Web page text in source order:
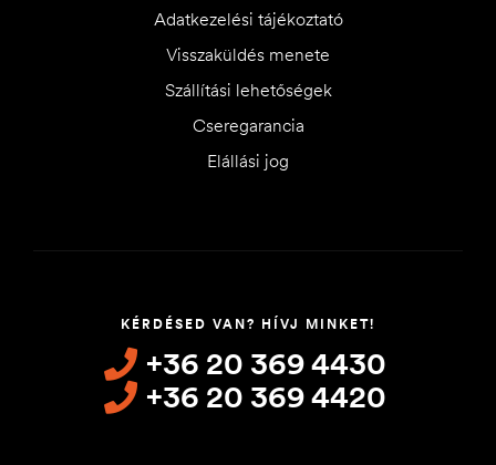
Adatkezelési tájékoztató
Visszaküldés menete
Szállítási lehetőségek
Cseregarancia
Elállási jog
KÉRDÉSED VAN? HÍVJ MINKET!
+36 20 369 4430
+36 20 369 4420